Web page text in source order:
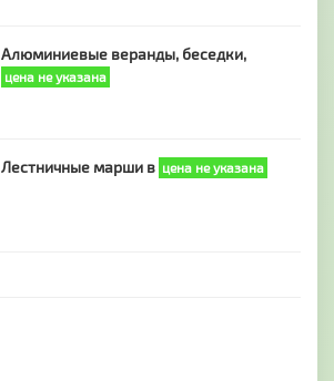
Алюминиевые веранды, беседки,
цена не указана
Лестничные марши в цена не указана